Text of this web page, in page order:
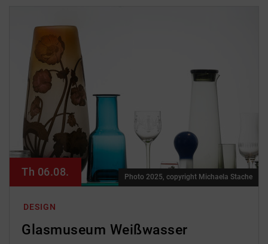
DESIGN
Glasmuseum Weißwasser
Th 06.08. Photo 2025, copyright Michaela Stache